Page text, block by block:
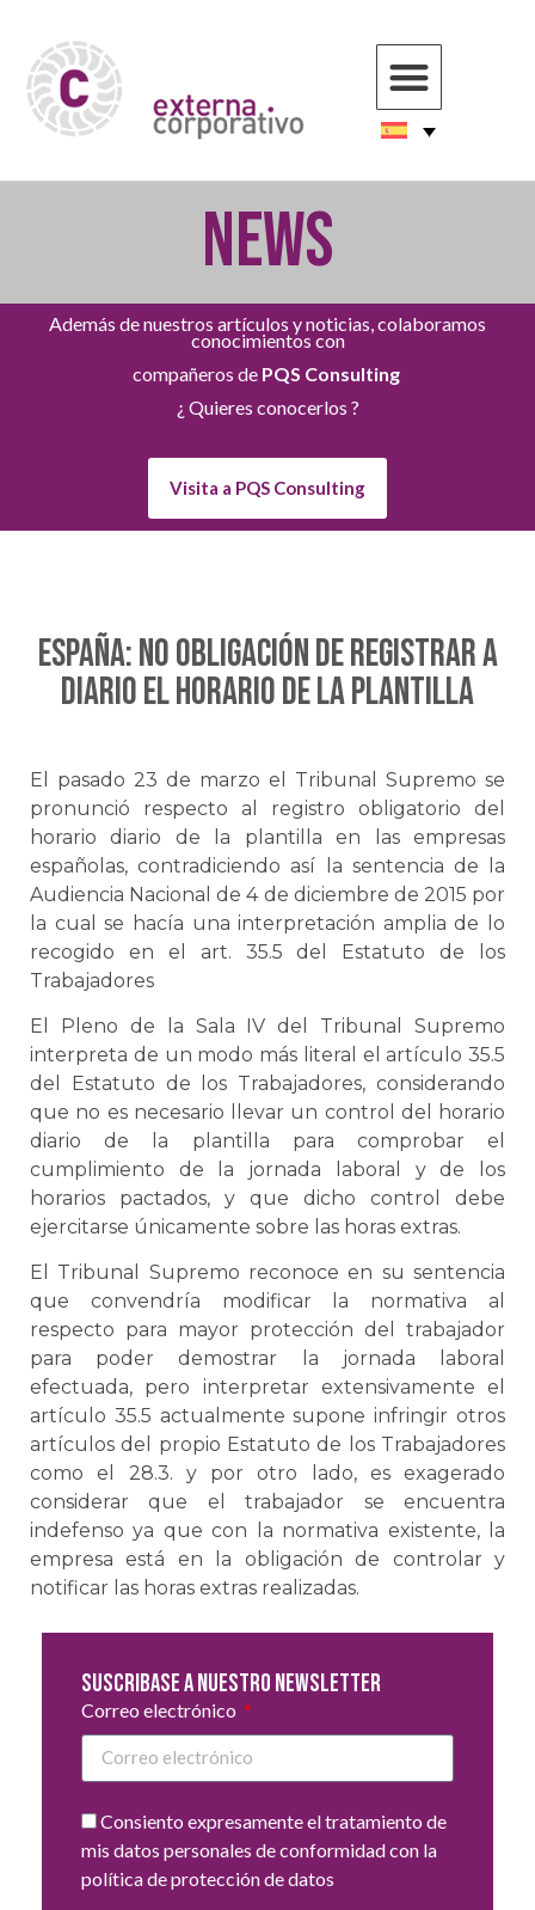
NEWS
Además de nuestros artículos y noticias, colaboramos
conocimientos con
compañeros de PQS Consulting
¿ Quieres conocerlos ?
Visita a PQS Consulting
ESPAÑA: No obligación de registrar a
diario el horario de la plantilla
El pasado 23 de marzo el Tribunal Supremo se
pronunció respecto al registro obligatorio del
horario diario de la plantilla en las empresas
españolas, contradiciendo así la sentencia de la
Audiencia Nacional de 4 de diciembre de 2015 por
la cual se hacía una interpretación amplia de lo
recogido en el art. 35.5 del Estatuto de los
Trabajadores
El Pleno de la Sala IV del Tribunal Supremo
interpreta de un modo más literal el artículo 35.5
del Estatuto de los Trabajadores, considerando
que no es necesario llevar un control del horario
diario de la plantilla para comprobar el
cumplimiento de la jornada laboral y de los
horarios pactados, y que dicho control debe
ejercitarse únicamente sobre las horas extras.
El Tribunal Supremo reconoce en su sentencia
que convendría modificar la normativa al
respecto para mayor protección del trabajador
para poder demostrar la jornada laboral
efectuada, pero interpretar extensivamente el
artículo 35.5 actualmente supone infringir otros
artículos del propio Estatuto de los Trabajadores
como el 28.3. y por otro lado, es exagerado
considerar que el trabajador se encuentra
indefenso ya que con la normativa existente, la
empresa está en la obligación de controlar y
notificar las horas extras realizadas.
Suscribase a nuestro newsletter
Correo electrónico
Consiento expresamente el tratamiento de
mis datos personales de conformidad con la
política de protección de datos